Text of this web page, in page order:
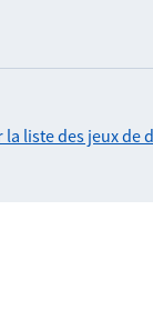
la liste des jeux de